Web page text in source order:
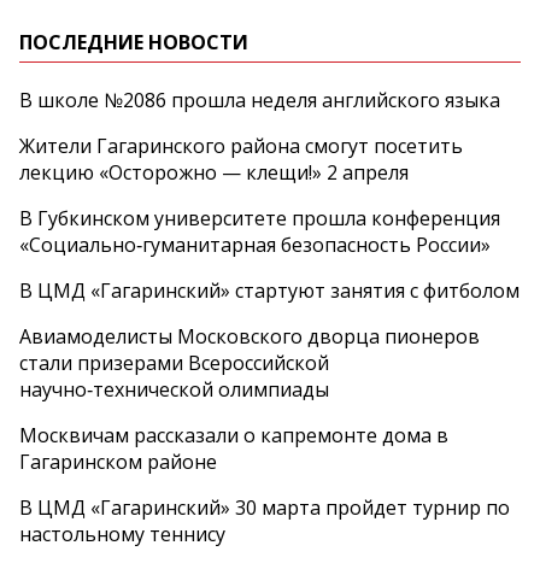
ПОСЛЕДНИЕ НОВОСТИ
В школе №2086 прошла неделя английского языка
Жители Гагаринского района смогут посетить
лекцию «Осторожно — клещи!» 2 апреля
В Губкинском университете прошла конференция
«Социально‑гуманитарная безопасность России»
В ЦМД «Гагаринский» стартуют занятия с фитболом
Авиамоделисты Московского дворца пионеров
стали призерами Всероссийской
научно‑технической олимпиады
Москвичам рассказали о капремонте дома в
Гагаринском районе
В ЦМД «Гагаринский» 30 марта пройдет турнир по
настольному теннису